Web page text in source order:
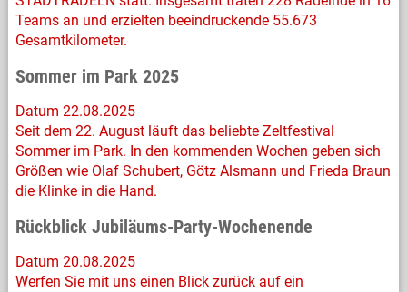
Teams an und erzielten beeindruckende 55.673
Gesamtkilometer.
Sommer im Park 2025
Datum 22.08.2025
Seit dem 22. August läuft das beliebte Zeltfestival
Sommer im Park. In den kommenden Wochen geben sich
Größen wie Olaf Schubert, Götz Alsmann und Frieda Braun
die Klinke in die Hand.
Rückblick Jubiläums-Party-Wochenende
Datum 20.08.2025
Werfen Sie mit uns einen Blick zurück auf ein